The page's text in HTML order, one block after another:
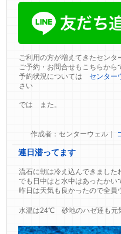
ご利用の方が増えてきたセンタ
ご予約・お問合せもこちらから
予約状況についてはセンター
さい
では また。
作成者：センターウェル｜
連日潜ってます
流石に朝は冷え込んできました
でも日中はと水中はあったかい
昨日は天気も良かったので全員
水温は24℃ 砂地のハゼ達も元